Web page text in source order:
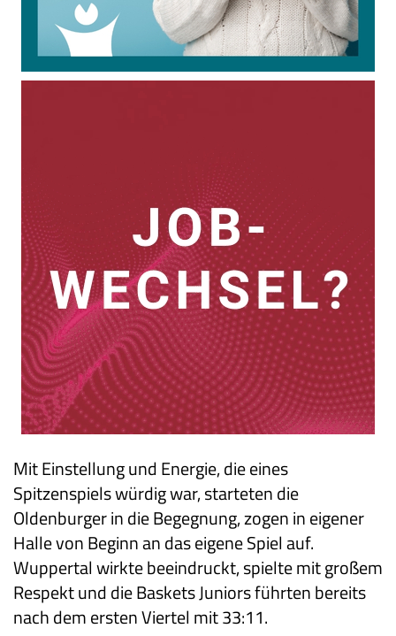
Mit Einstellung und Energie, die eines
Spitzenspiels würdig war, starteten die
Oldenburger in die Begegnung, zogen in eigener
Halle von Beginn an das eigene Spiel auf.
Wuppertal wirkte beeindruckt, spielte mit großem
Respekt und die Baskets Juniors führten bereits
nach dem ersten Viertel mit 33:11.